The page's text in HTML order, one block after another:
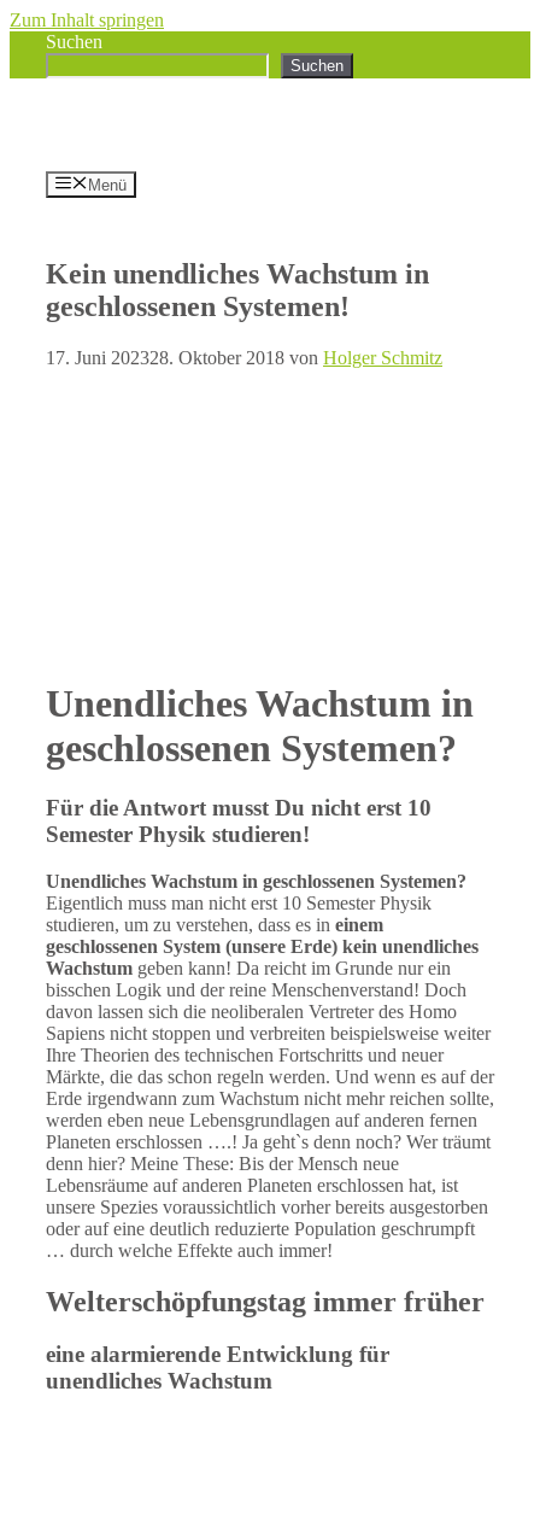
Zum Inhalt springen
Suchen
Suchen
Menü
Kein unendliches Wachstum in
geschlossenen Systemen!
17. Juni 202328. Oktober 2018 von Holger Schmitz
Unendliches Wachstum in
geschlossenen Systemen?
Für die Antwort musst Du nicht erst 10
Semester Physik studieren!
Unendliches Wachstum in geschlossenen Systemen?
Eigentlich muss man nicht erst 10 Semester Physik
studieren, um zu verstehen, dass es in einem
geschlossenen System (unsere Erde) kein unendliches
Wachstum geben kann! Da reicht im Grunde nur ein
bisschen Logik und der reine Menschenverstand! Doch
davon lassen sich die neoliberalen Vertreter des Homo
Sapiens nicht stoppen und verbreiten beispielsweise weiter
Ihre Theorien des technischen Fortschritts und neuer
Märkte, die das schon regeln werden. Und wenn es auf der
Erde irgendwann zum Wachstum nicht mehr reichen sollte,
werden eben neue Lebensgrundlagen auf anderen fernen
Planeten erschlossen ….! Ja geht`s denn noch? Wer träumt
denn hier? Meine These: Bis der Mensch neue
Lebensräume auf anderen Planeten erschlossen hat, ist
unsere Spezies voraussichtlich vorher bereits ausgestorben
oder auf eine deutlich reduzierte Population geschrumpft
… durch welche Effekte auch immer!
Welterschöpfungstag immer früher
eine alarmierende Entwicklung für
unendliches Wachstum